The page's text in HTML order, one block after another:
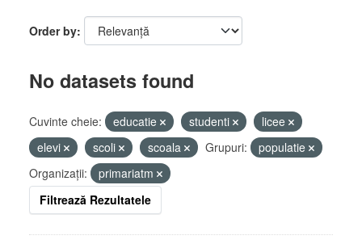
Order by
No datasets found
Cuvinte cheie: educatie studenti
licee
elevi
scoli scoala Grupuri:
populatie
Organizații:
primariatm
Filtrează Rezultatele